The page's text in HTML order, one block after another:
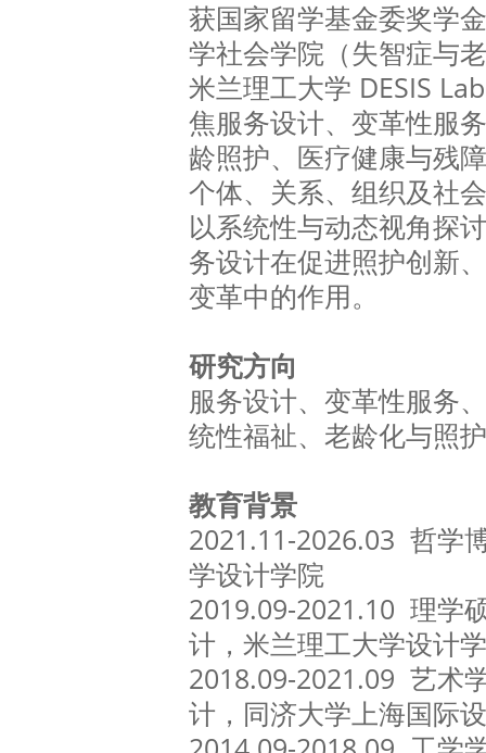
获国家留学基金委奖学
学社会学院（失智症与
米兰理工大学 DESIS
焦服务设计、变革性服
龄照护、医疗健康与残
个体、关系、组织及社
以系统性与动态视角探
务设计在促进照护创新
变革中的作用。
研究方向
服务设计、变革性服务
统性福祉、老龄化与照护
教育背景
2021.11-2026.03 哲学
学设计学院
2019.09-2021.10 理学
计，米兰理工大学设计
2018.09-2021.09 艺术
计，同济大学上海国际